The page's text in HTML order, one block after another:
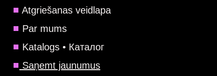
Atgriešanas veidlapa
Par mums
Katalogs • Каталог
Saņemt jaunumus